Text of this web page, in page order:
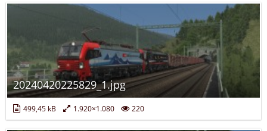
20240420225829_1.jpg
499,45 kB 1.920×1.080 220